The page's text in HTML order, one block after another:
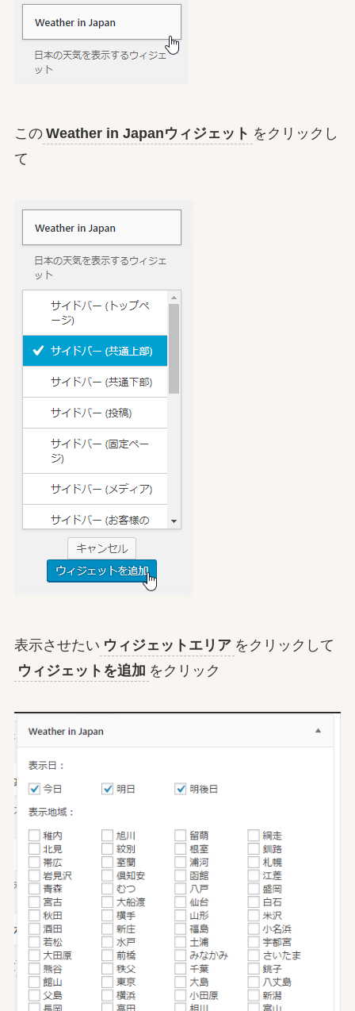
この Weather in Japanウィジェット をクリックし
て
表示させたい ウィジェットエリア をクリックして
ウィジェットを追加 をクリック